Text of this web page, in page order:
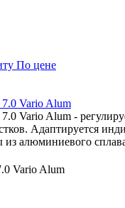
По цене
Vario Alum
Vario Alum -
Адаптируется
алюминиевого
Vario Alum